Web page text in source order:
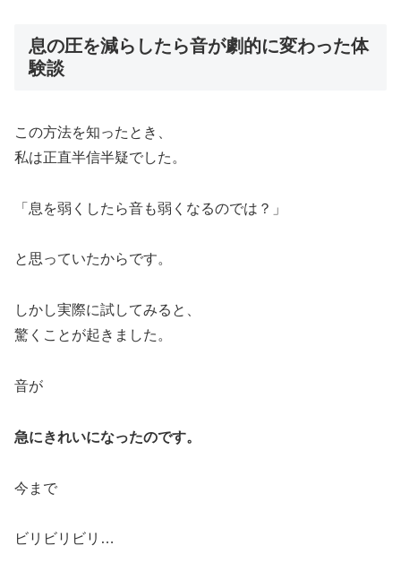
息の圧を減らしたら音が劇的に変わった体
験談
この方法を知ったとき、
私は正直半信半疑でした。
「息を弱くしたら音も弱くなるのでは？」
と思っていたからです。
しかし実際に試してみると、
驚くことが起きました。
音が
急にきれいになったのです。
今まで
ビリビリビリ…